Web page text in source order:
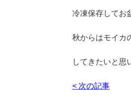
冷凍保存してお
秋からはモイカ
してきたいと思
< 次の記事